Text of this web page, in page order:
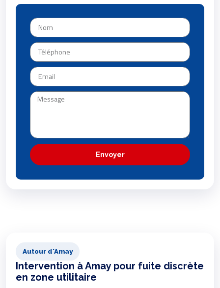
Envoyer
Autour d'Amay
Intervention à Amay pour fuite discrète
en zone utilitaire